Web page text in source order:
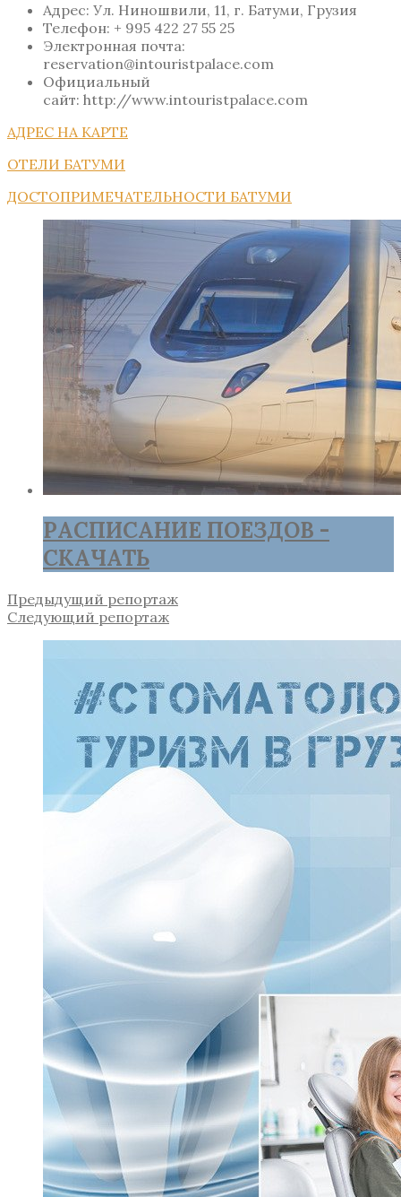
Адрес: Ул. Ниношвили, 11, г. Батуми, Грузия
Телефон: + 995 422 27 55 25
Электронная почта:
reservation@intouristpalace.com
Официальный
сайт: http://www.intouristpalace.com
АДРЕС НА КАРТЕ
ОТЕЛИ БАТУМИ
ДОСТОПРИМЕЧАТЕЛЬНОСТИ БАТУМИ
РАСПИСАНИЕ ПОЕЗДОВ -
СКАЧАТЬ
Предыдущий репортаж
Следующий репортаж